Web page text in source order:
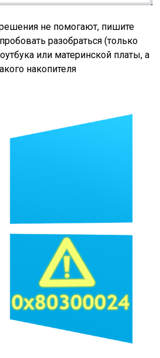
не помогают, пишите
разобраться (только
или материнской платы, а
накопителя